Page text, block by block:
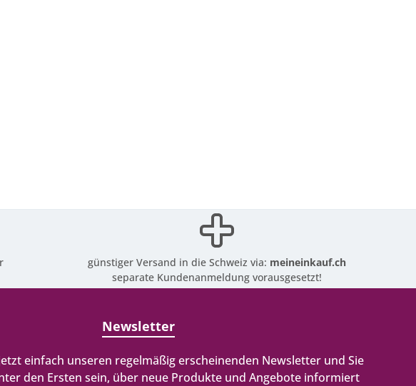
günstiger Versand in die Schweiz via: meineinkauf.ch
separate Kundenanmeldung vorausgesetzt!
Newsletter
einfach unseren regelmäßig erscheinenden Newsletter und Sie
den Ersten sein, über neue Produkte und Angebote informiert